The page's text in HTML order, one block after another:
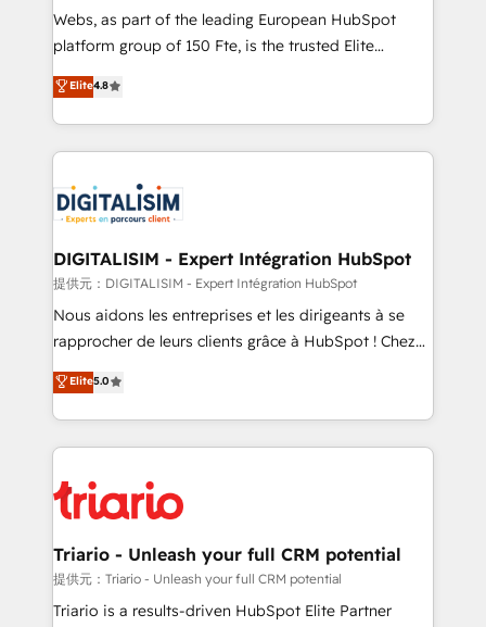
way for customers!" - Yamini Rangan, CEO of
HubSpot “Our experience with the team at Blue Frog
of experience and quality of skilled staff has earned
them a trusted reputation within the HubSpot
clients.” - Brian Garvey, VP, Solutions Partner
Program, HubSpot.
Webs, as part of the leading European HubSpot
platform group of 150 Fte, is the trusted Elite
HubSpot CRM Partner offering you a roadmap on
maximizing EBITDA and achieving Commercial
Excellence. With our targeted processes, we
strengthen your digital transformation and minimize
Implementation partner, we provide expertise to
drive your business forward. Since 2015 we are fully
dedicated to HubSpot and with an experienced
team (50+), we work with reputable companies in
B2B sectors such as manufacturing, SaaS and
business services. We prepare a customized
impact of your digital transformation, including a
detailed financial rationale with a focus on ROI and
embark on a transformational journey that sets your
business up for long-term success. Unlock your
Elite4.8
DIGITALISIM - Expert Intégration HubSpot
提供元：DIGITALISIM - Expert Intégration HubSpot
Nous aidons les entreprises et les dirigeants à se
rapprocher de leurs clients grâce à HubSpot ! Chez
DIGITALISIM, nous avons l'intime conviction que la
réussite des entreprises passe par l’innovation web,
le marketing digital, et la relation client ! C'est
pourquoi, nos experts sont à la fois capables de
référencement, votre stratégie digitale et le pilotage
et l'intégration d'HubSpot ! Les grandes phases d'un
projet HubSpot avec DIGITALISIM : 🧽 Nettoyage,
migration et intégration des bases de données. 🚀
Développement des interfaces avec vos logiciels
Elite5.0
Triario - Unleash your full CRM potential
提供元：Triario - Unleash your full CRM potential
Triario is a results-driven HubSpot Elite Partner